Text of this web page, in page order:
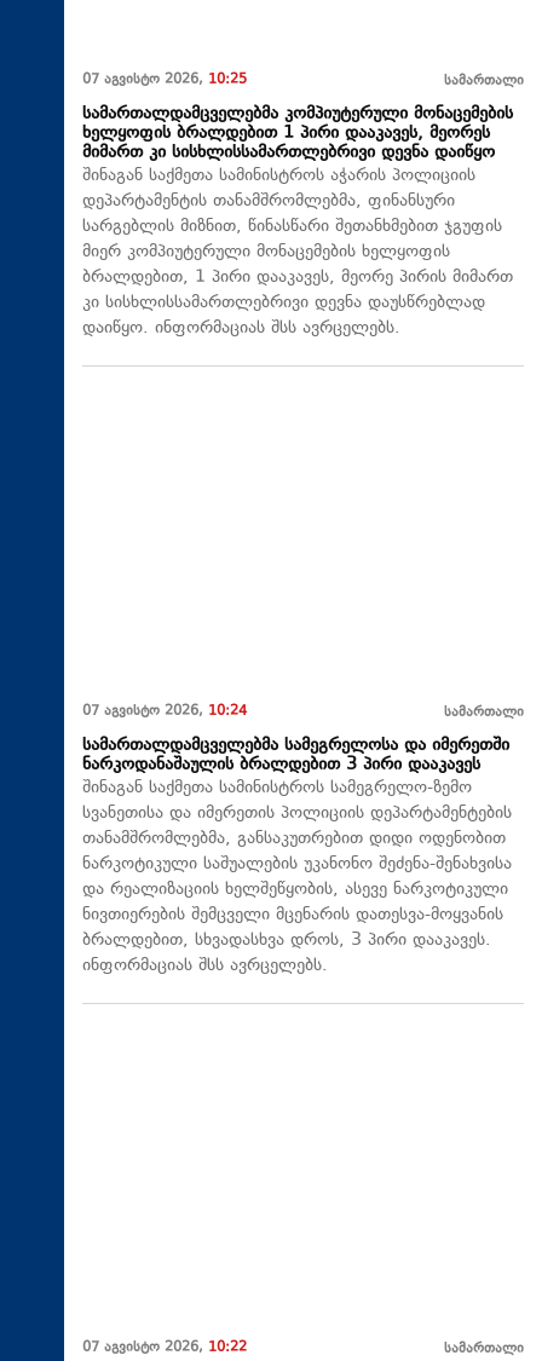
07 აგვისტო 2026, 10:25 სამართალი
სამართალდამცველებმა კომპიუტერული მონაცემების
ხელყოფის ბრალდებით 1 პირი დააკავეს, მეორეს
მიმართ კი სისხლისსამართლებრივი დევნა დაიწყო
შინაგან საქმეთა სამინისტროს აჭარის პოლიციის
დეპარტამენტის თანამშრომლებმა, ფინანსური
სარგებლის მიზნით, წინასწარი შეთანხმებით ჯგუფის
მიერ კომპიუტერული მონაცემების ხელყოფის
ბრალდებით, 1 პირი დააკავეს, მეორე პირის მიმართ
კი სისხლისსამართლებრივი დევნა დაუსწრებლად
დაიწყო. ინფორმაციას შსს ავრცელებს.
07 აგვისტო 2026, 10:24 სამართალი
სამართალდამცველებმა სამეგრელოსა და იმერეთში
ნარკოდანაშაულის ბრალდებით 3 პირი დააკავეს
შინაგან საქმეთა სამინისტროს სამეგრელო-ზემო
სვანეთისა და იმერეთის პოლიციის დეპარტამენტების
თანამშრომლებმა, განსაკუთრებით დიდი ოდენობით
ნარკოტიკული საშუალების უკანონო შეძენა-შენახვისა
და რეალიზაციის ხელშეწყობის, ასევე ნარკოტიკული
ნივთიერების შემცველი მცენარის დათესვა-მოყვანის
ბრალდებით, სხვადასხვა დროს, 3 პირი დააკავეს.
ინფორმაციას შსს ავრცელებს.
07 აგვისტო 2026, 10:22 სამართალი